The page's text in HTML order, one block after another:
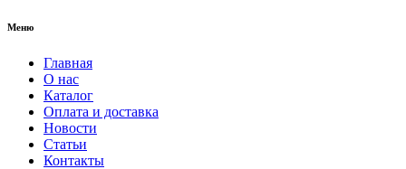
Меню
Главная
О нас
Каталог
Оплата и доставка
Новости
Статьи
Контакты